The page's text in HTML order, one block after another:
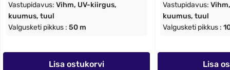
Vastupidavus: Vihm, UV-kiirgus,
kuumus, tuul
Valgusketi pikkus : 50 m
Lisa ostukorvi
Vastupidavus:
kuumus, tuul
Valgusketi pikkus :
Lisa